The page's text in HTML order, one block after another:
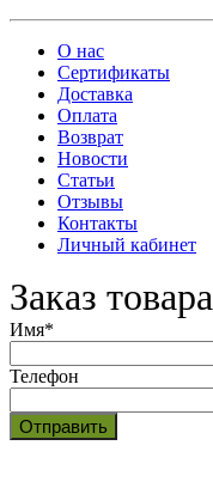
О нас
Сертификаты
Доставка
Оплата
Возврат
Новости
Статьи
Отзывы
Контакты
Личный кабинет
Заказ
Имя*
Телефон
Отправить